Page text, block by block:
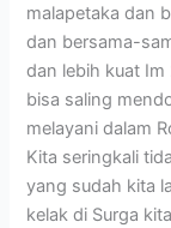
malapetaka dan
dan bersama-
dan lebih kuat
bisa saling
melayani dalam
Kita seringkali
yang sudah kita
kelak di Surga